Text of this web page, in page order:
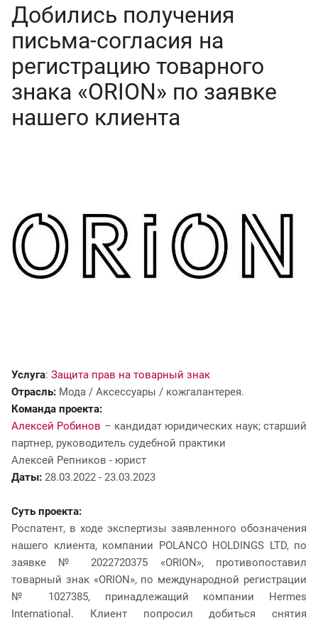
Добились получения
письма-согласия на
регистрацию товарного
знака «ORION» по заявке
нашего клиента
Услуга: Защита прав на товарный знак
Отрасль: Мода / Аксессуары / кожгалантерея.
Команда проекта:
Алексей Робинов – кандидат юридических наук; старший
партнер, руководитель судебной практики
Алексей Репников - юрист
Даты: 28.03.2022 - 23.03.2023
Суть проекта:
Роспатент, в ходе экспертизы заявленного обозначения
нашего клиента, компании POLANCO HOLDINGS LTD, по
заявке № 2022720375 «ORION», противопоставил
товарный знак «ORION», по международной регистрации
№ 1027385, принадлежащий компании Hermes
International. Клиент попросил добиться снятия